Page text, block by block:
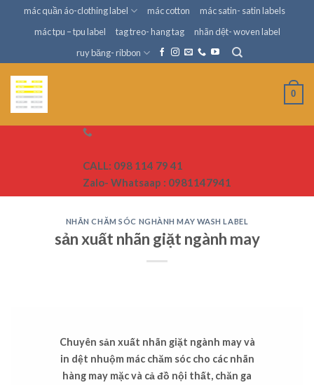
mác quần áo-clothing label mác cotton
mác satin- satin labels
mác tpu – tpu label
tag treo- hang tag
nhãn dệt- woven label
ruy băng- ribbon
0
CALL: 098 114 79 41
Zalo- Whatsaap : 0981147941
NHÃN CHĂM SÓC NGHÀNH MAY WASH LABEL
sản xuất nhãn giặt ngành may
Chuyên sản xuất nhãn giặt ngành may và
in dệt nhuộm mác chăm sóc cho các nhãn
hàng may mặc và cả đồ nội thất, chăn ga